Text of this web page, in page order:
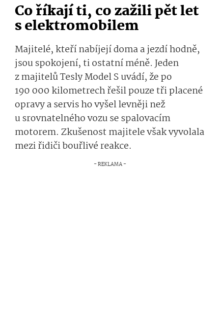
Co říkají ti, co zažili pět let
s elektromobilem
Majitelé, kteří nabíjejí doma a jezdí hodně,
jsou spokojení, ti ostatní méně. Jeden
z majitelů Tesly Model S uvádí, že po
190 000 kilometrech řešil pouze tři placené
opravy a servis ho vyšel levněji než
u srovnatelného vozu se spalovacím
motorem. Zkušenost majitele však vyvolala
mezi řidiči bouřlivé reakce.